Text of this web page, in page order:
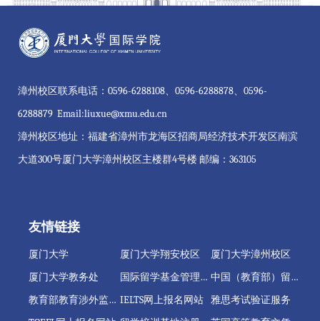
漳州校区联系电话：0596-6288108、0596-6288878、0596-
6288879 Email:liuxue@xmu.edu.cn
漳州校区地址：福建省漳州市龙海区招商局经济技术开发区南滨
大道300号厦门大学漳州校区主楼群4号楼 邮编：363105
友情链接
厦门大学 厦门大学翔安校区
厦门大学漳州校区
厦门大学教务处
国际留学基金管理委员会
中国（教育部）留学服务中心
教育部教育涉外监管信息网 IELTS网上报名网站
雅思考试验证服务